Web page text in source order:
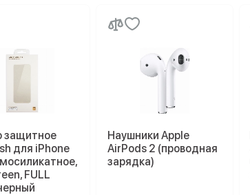
защитное
для iPhone
FULL
Наушники Apple
AirPods 2 (проводная
зарядка)